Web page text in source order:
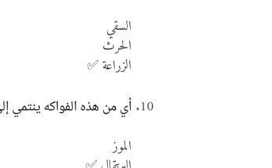
السقي
الحرث
الزراعة ✅
أي من هذه الفواكه ينتمي
الموز